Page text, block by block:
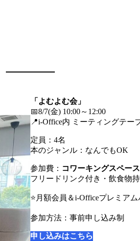
「よむよむ会」
📅8/7(金) 10:00～12:00
📍i-Office内 ミーティングテー
定員：4名
本のジャンル：なんでもOK
参加費： コワーキングスペー
フリードリンク付き・飲食物
⭐️月額会員＆i-Officeプレミア
参加方法：事前申し込み制
申し込みはこちら